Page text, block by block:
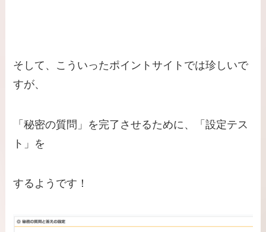
そして、こういったポイントサイトでは珍しいで
すが、
「秘密の質問」を完了させるために、「設定テス
ト」を
するようです！